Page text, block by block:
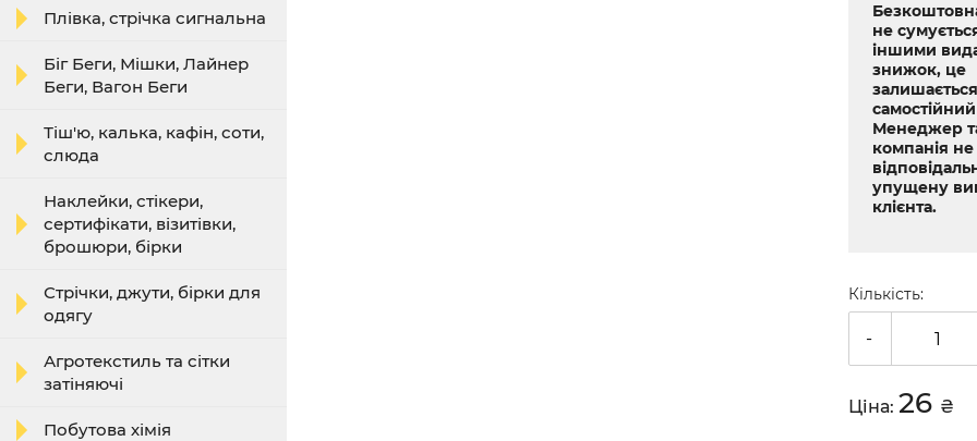
Плівка, стрічка сигнальна
Біг Беги, Мішки, Лайнер
Беги, Вагон Беги
Тіш'ю, калька, кафін, соти,
слюда
Наклейки, стікери,
сертифікати, візитівки,
брошюри, бірки
Стрічки, джути, бірки для
одягу
Агротекстиль та сітки
затіняючі
Побутова хімія
не
іншими
знижок, це
Менеджер
компанія не
упущену
клієнта.
Кількість:
-
Ціна: 26 ₴